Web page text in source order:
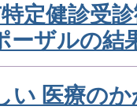
定健診受
ーザルの結
い 医療の